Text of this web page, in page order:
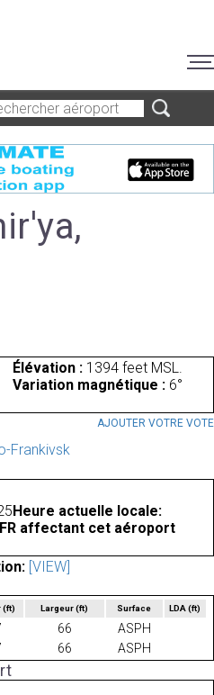
Élévation : 1394 feet MSL.
Variation magnétique : 6°
AJOUTER VOTRE VOTE
Frankivsk
Heure actuelle locale:
affectant cet aéroport
[VIEW]
(ft) Largeur(ft) Surface LDA(ft)
66
ASPH
66 ASPH